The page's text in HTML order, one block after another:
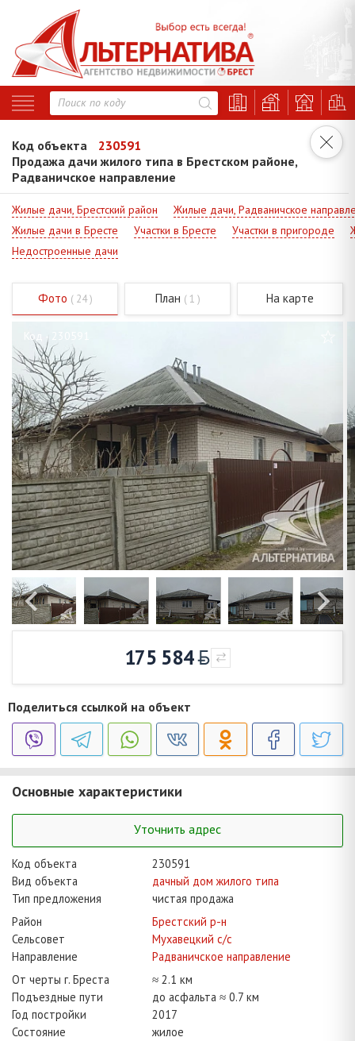
Код объекта
230591
Продажа дачи жилого типа в Брестском районе,
Радваничское направление
Жилые дачи, Брестский район
Жилые дачи, Радваничское
Жилые дачи в Бресте
Участки в Бресте Участки в пригороде
Недостроенные дачи
Фото ( 24 ) План ( 1 ) На карте
Код - 230591
175 584
Поделиться ссылкой на объект
Основные характеристики
Уточнить адрес
Код объекта
230591
Вид объекта
дачный дом жилого типа
Тип предложения
чистая продажа
Район
Брестский р-н
Сельсовет
Мухавецкий с/с
Направление
Радваничское направление
От черты г. Бреста
≈ 2.1 км
Подъездные пути
до асфальта ≈ 0.7 км
Год постройки
2017
Состояние
жилое